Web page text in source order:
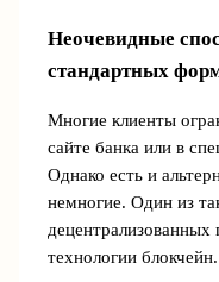
Неочевидные
стандартных
Многие клиенты
сайте банка или в
Однако есть и
немногие. Один из
технологии